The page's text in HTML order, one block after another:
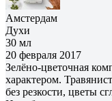
Амстердам
Духи
30 мл
20 февраля 2017
Зелёно-цветочная
характером.
без резкости, цветы